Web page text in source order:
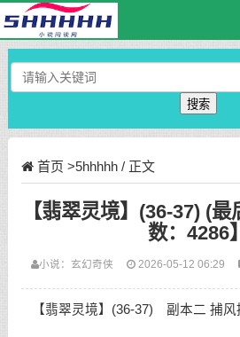
搜索
首页 >5hhhhh/ 正文
【翡翠灵境】(36-37) (
数：4286】
小说： 玄幻奇侠 2026-05-12 06:29
【翡翠灵境】(36-37) 副本二 捕风